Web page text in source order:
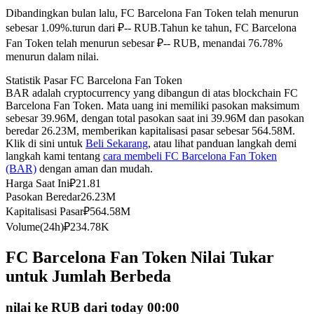
Kontrak berjangka menggunakan USDC sebagai jaminannya
Copy Trading
Bergabunglah dengan pedagang top
Dibandingkan bulan lalu, FC Barcelona Fan Token telah menurun
sebesar 1.09%.turun dari ₽-- RUB.Tahun ke tahun, FC Barcelona
Fan Token telah menurun sebesar ₽-- RUB, menandai 76.78%
menurun dalam nilai.
Statistik Pasar FC Barcelona Fan Token
BAR adalah cryptocurrency yang dibangun di atas blockchain FC
Barcelona Fan Token. Mata uang ini memiliki pasokan maksimum
sebesar 39.96M, dengan total pasokan saat ini 39.96M dan pasokan
beredar 26.23M, memberikan kapitalisasi pasar sebesar 564.58M.
Klik di sini untuk Beli Sekarang, atau lihat panduan langkah demi
langkah kami tentang cara membeli FC Barcelona Fan Token
(BAR) dengan aman dan mudah.
Harga Saat Ini₽21.81
Pasokan Beredar26.23M
Kapitalisasi Pasar₽564.58M
Volume(24h)₽234.78K
FC Barcelona Fan Token Nilai Tukar
untuk Jumlah Berbeda
nilai ke RUB dari today 00:00